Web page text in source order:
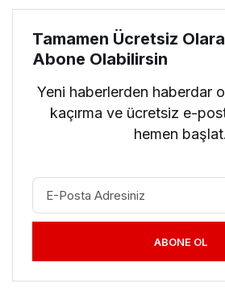
Tamamen Ücretsiz
Abone Olabilirsin
Yeni haberlerden haberdar
kaçırma ve ücretsiz e-
hemen başlat.
ABONE OL